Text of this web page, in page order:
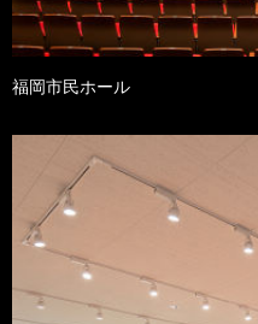
福岡市民ホール